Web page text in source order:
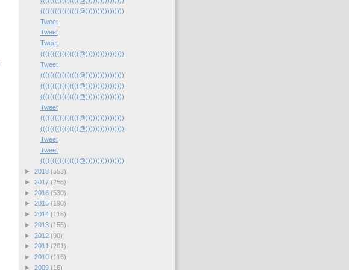
((((((((((((((((@))))))))))))))))
Tweet
Tweet
Tweet
((((((((((((((((@))))))))))))))))
Tweet
((((((((((((((((@))))))))))))))))
((((((((((((((((@))))))))))))))))
((((((((((((((((@))))))))))))))))
Tweet
((((((((((((((((@))))))))))))))))
((((((((((((((((@))))))))))))))))
Tweet
Tweet
((((((((((((((((@))))))))))))))))
► 2018 (553)
► 2017 (256)
► 2016 (530)
► 2015 (190)
► 2014 (116)
► 2013 (155)
► 2012 (90)
► 2011 (201)
► 2010 (116)
► 2009 (16)